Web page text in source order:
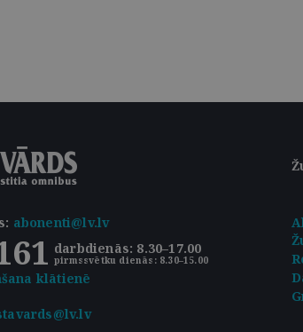
: abonenti@lv.lv
darbdienās: 8.30–17.00
pirmssvētku dienās: 8.30–15.00
klātienē